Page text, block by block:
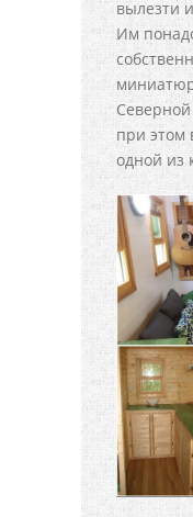
вылезти
Им
при этом
одной из